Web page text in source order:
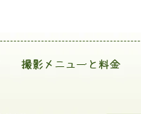
撮影メニューと料金